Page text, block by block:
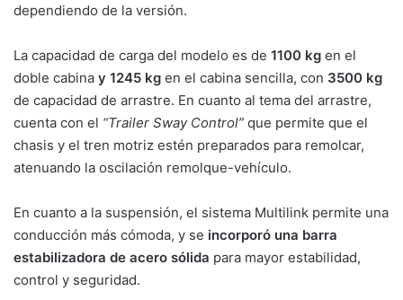
dependiendo de la versión.
La capacidad de carga del modelo es de 1100 kg en el
doble cabina y 1245 kg en el cabina sencilla, con 3500 kg
de capacidad de arrastre. En cuanto al tema del arrastre,
cuenta con el “Trailer Sway Control” que permite que el
chasis y el tren motriz estén preparados para remolcar,
atenuando la oscilación remolque-vehículo.
En cuanto a la suspensión, el sistema Multilink permite una
conducción más cómoda, y se incorporó una barra
estabilizadora de acero sólida para mayor estabilidad,
control y seguridad.